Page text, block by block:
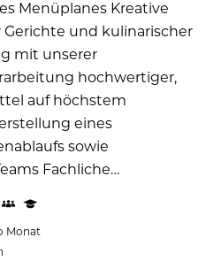
Menüplanes Kreative
und kulinarischer
mit unserer
hochwertiger,
auf höchstem
eines
sowie
Fachliche…
Monat